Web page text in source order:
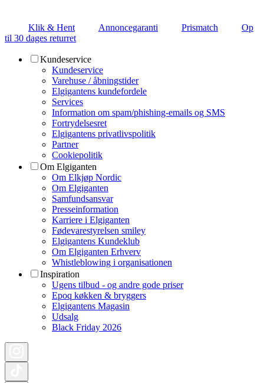
Klik & Hent Annoncegaranti Prismatch
Op
til 30 dages returret
Kundeservice
Kundeservice
Varehuse / åbningstider
Elgigantens kundefordele
Services
Information om spam/phishing-emails og SMS
Fortrydelsesret
Elgigantens privatlivspolitik
Partner
Cookiepolitik
Om Elgiganten
Om Elkjøp Nordic
Om Elgiganten
Samfundsansvar
Presseinformation
Karriere i Elgiganten
Fødevarestyrelsen smiley
Elgigantens Kundeklub
Om Elgiganten Erhverv
Whistleblowing i organisationen
Inspiration
Ugens tilbud - og andre gode priser
Epoq køkken & bryggers
Elgigantens Magasin
Udsalg
Black Friday 2026